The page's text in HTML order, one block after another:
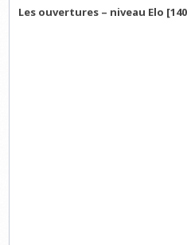
Les ouvertures – niveau Elo